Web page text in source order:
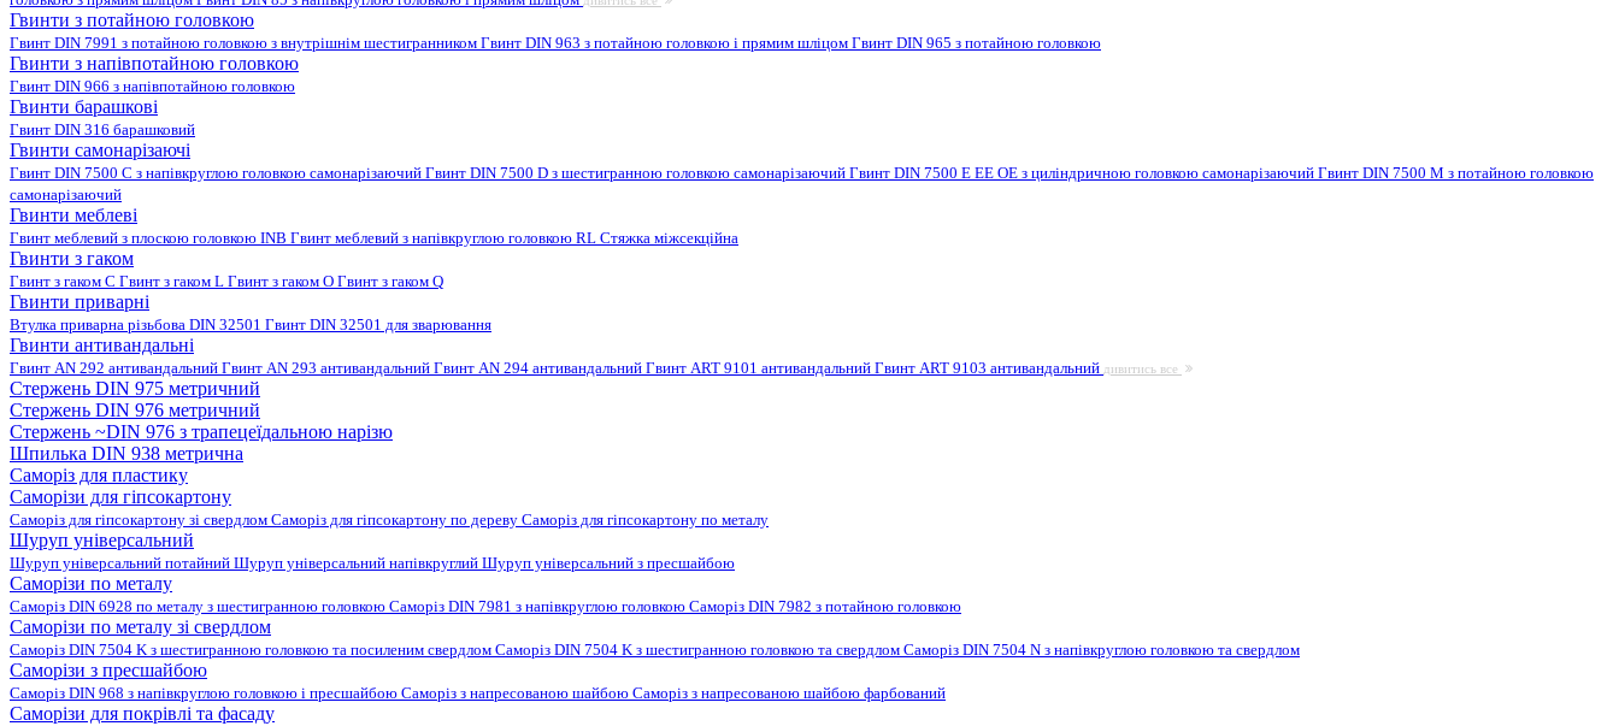
Гвинти з потайною головкою
Гвинт DIN 7991 з потайною головкою з внутрішнім шестигранником Гвинт DIN 963 з потайною головкою і прямим шліцом Гвинт DIN 965 з потайною головкою
Гвинти з напівпотайною головкою
Гвинт DIN 966 з напівпотайною головкою
Гвинти барашкові
Гвинт DIN 316 барашковий
Гвинти самонарізаючі
Гвинт DIN 7500 C з напівкруглою головкою самонарізаючий Гвинт DIN 7500 D з шестигранною головкою самонарізаючий Гвинт DIN 7500 E EE OE з циліндричною головкою самонарізаючий Гвинт DIN 7500 M з потайною головкою
самонарізаючий
Гвинти меблеві
Гвинт меблевий з плоскою головкою INB Гвинт меблевий з напівкруглою головкою RL Стяжка міжсекційна
Гвинти з гаком
Гвинт з гаком C Гвинт з гаком L Гвинт з гаком O Гвинт з гаком Q
Гвинти приварні
Втулка приварна різьбова DIN 32501 Гвинт DIN 32501 для зварювання
Гвинти антивандальні
Гвинт AN 292 антивандальний Гвинт AN 293 антивандальний Гвинт AN 294 антивандальний Гвинт ART 9101 антивандальний Гвинт ART 9103 антивандальний дивитись все
Стержень DIN 975 метричний
Стержень DIN 976 метричний
Стержень ~DIN 976 з трапецеїдальною нарізю
Шпилька DIN 938 метрична
Саморіз для пластику
Саморізи для гіпсокартону
Саморіз для гіпсокартону зі свердлом Саморіз для гіпсокартону по дереву Саморіз для гіпсокартону по металу
Шуруп універсальний
Шуруп універсальний потайний Шуруп універсальний напівкруглий Шуруп універсальний з пресшайбою
Саморізи по металу
Саморіз DIN 6928 по металу з шестигранною головкою Саморіз DIN 7981 з напівкруглою головкою Саморіз DIN 7982 з потайною головкою
Саморізи по металу зі свердлом
Саморіз DIN 7504 K з шестигранною головкою та посиленим свердлом Саморіз DIN 7504 K з шестигранною головкою та свердлом Саморіз DIN 7504 N з напівкруглою головкою та свердлом
Саморізи з пресшайбою
Саморіз DIN 968 з напівкруглою головкою і пресшайбою Саморіз з напресованою шайбою Саморіз з напресованою шайбою фарбований
Саморізи для покрівлі та фасаду